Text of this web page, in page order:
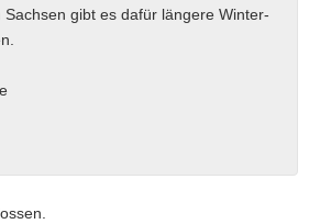
Sachsen gibt es dafür längere Winter-